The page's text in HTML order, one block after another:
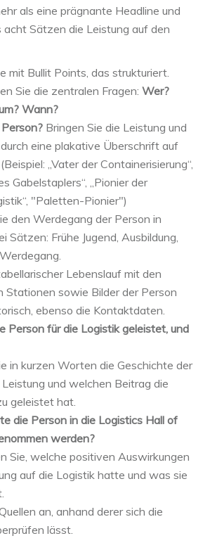
als eine prägnante Headline und
acht Sätzen die Leistung auf den
mit Bullit Points, das strukturiert.
Sie die zentralen Fragen: Wer?
Wann?
Bringen Sie die Leistung und
eine plakative Überschrift auf
„Vater der Containerisierung“,
Gabelstaplers“, „Pionier der
"Paletten-Pionier")
den Werdegang der Person in
Sätzen: Frühe Jugend, Ausbildung,
Lebenslauf mit den
Stationen sowie Bilder der Person
ebenso die Kontaktdaten.
Person für die Logistik geleistet, und
in kurzen Worten die Geschichte der
und welchen Beitrag die
geleistet hat.
die Person in die Logistics Hall of
werden?
Sie, welche positiven Auswirkungen
auf die Logistik hatte und was sie
an, anhand derer sich die
lässt.